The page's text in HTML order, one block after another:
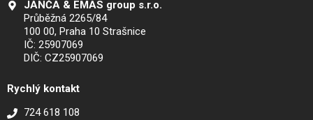
JANČA & EMAS group s.r.o.
Průběžná 2265/84
100 00, Praha 10 Strašnice
IČ: 25907069
DIČ: CZ25907069
Rychlý kontakt
724 618 108